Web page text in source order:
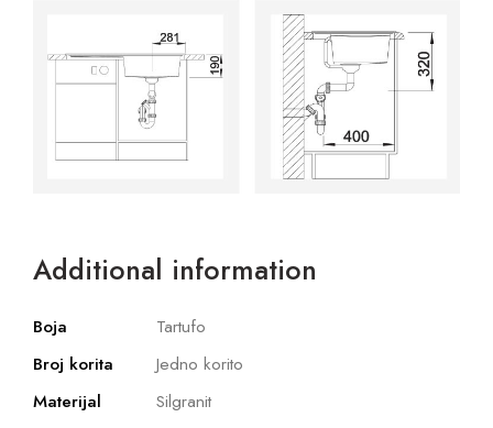
Additional information
Boja
Tartufo
Broj korita
Jedno korito
Materijal
Silgranit